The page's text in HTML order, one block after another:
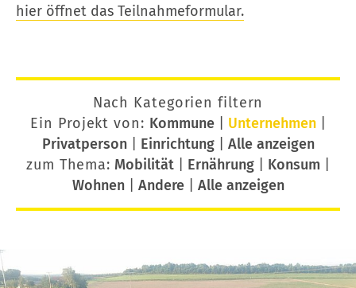
hier öffnet das Teilnahmeformular.
Nach Kategorien filtern
Ein Projekt von: Kommune| Unternehmen|
Privatperson| Einrichtung| Alle anzeigen
zum Thema: Mobilität Ernährung Konsum
Wohnen| Andere| Alle anzeigen